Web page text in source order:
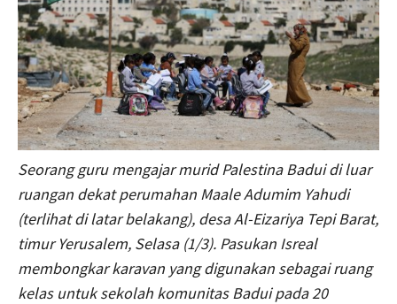
Seorang guru mengajar murid Palestina Badui di luar
ruangan dekat perumahan Maale Adumim Yahudi
(terlihat di latar belakang), desa Al-Eizariya Tepi Barat,
timur Yerusalem, Selasa (1/3). Pasukan Isreal
membongkar karavan yang digunakan sebagai ruang
kelas untuk sekolah komunitas Badui pada 20